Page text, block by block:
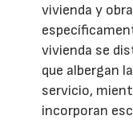
vivienda y
vivienda se
que albergan
servicio,
incorporan